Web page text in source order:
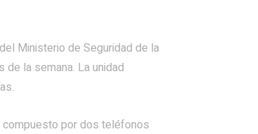
Ministerio de Seguridad de la
la semana. La unidad
compuesto por dos teléfonos